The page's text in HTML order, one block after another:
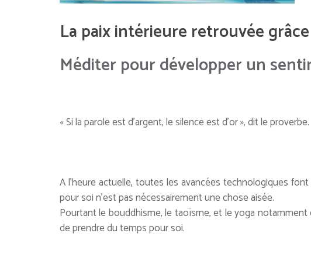
La paix intérieure retrouvée
Méditer pour développer un
« Si la parole est d’argent, le silence est d’or », dit le proverbe.
A l’heure actuelle, toutes les avancées technologiques
pour soi n’est pas nécessairement une chose aisée.
Pourtant le bouddhisme, le taoïsme, et le yoga
de prendre du temps pour soi.